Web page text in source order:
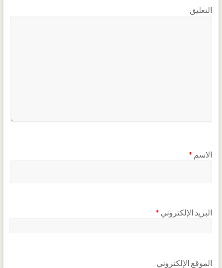
التعليق
الاسم *
البريد الإلكتروني *
الموقع الإلكتروني